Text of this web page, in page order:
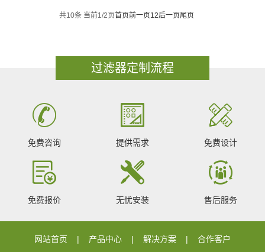
共10条 当前1/2页首页前一页12后一页尾页
过滤器定制流程
免费咨询 提供需求 免费设计
免费报价 无忧安装 售后服务
网站首页 产品中心 解决方案 合作客户